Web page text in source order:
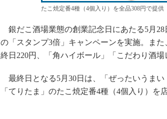
たこ焼定番4種（4個入り）を全品308円で提供
銀だこ酒場業態の創業記念日にあたる5月
の「スタンプ3倍」キャンペーンを実施。ま
終日220円、「角ハイボール」「こだわり酒
最終日となる5月30日は、「ぜったいうまい
「てりたま」のたこ焼定番4種（4個入り）を